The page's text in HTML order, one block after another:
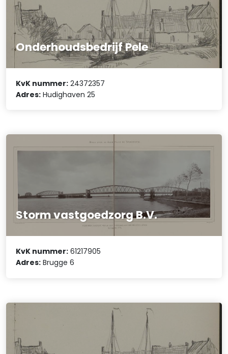
Onderhoudsbedrijf Pele
KvK nummer: 24372357
Adres: Hudighaven 25
Storm vastgoedzorg B.V.
KvK nummer: 61217905
Adres: Brugge 6